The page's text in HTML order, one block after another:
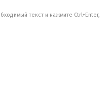
текст и нажмите Ctrl+Enter,